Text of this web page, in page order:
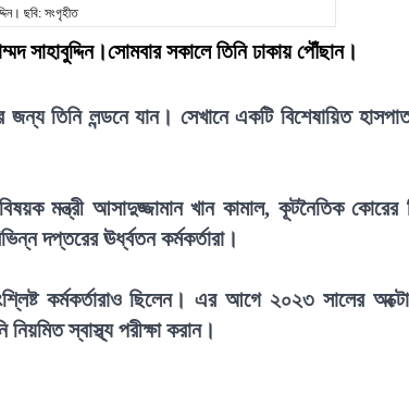
ছবি: সংগৃহীত
সাহাবুদ্দিন।সোমবার সকালে তিনি ঢাকায় পৌঁছান।
তিনি লন্ডনে যান। সেখানে একটি বিশেষায়িত
মন্ত্রী আসাদুজ্জামান খান কামাল, কূটনৈতিক কোরের
দপ্তরের ঊর্ধ্বতন কর্মকর্তারা।
কর্মকর্তারাও ছিলেন। এর আগে ২০২৩ সালের
নিয়মিত স্বাস্থ্য পরীক্ষা করান।